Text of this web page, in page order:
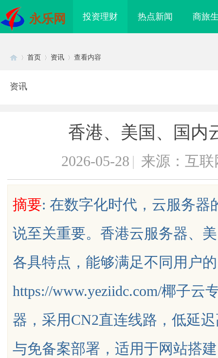
永乐网 投资理财 热点新闻 商旅
uz
首页 资讯 查看内容
资讯
香港、美国、国内
2026-05-28 | 来源：互联
摘要: 在数字化时代，云服务器
说至关重要。香港云服务器、
各具特点，能够满足不同用户
https://www.yeziidc.com/椰子云
器，采用CN2直连线路，低延
与免备案部署，适用于网站搭